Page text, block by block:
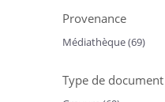
Provenance
Médiathèque (69)
Type de document